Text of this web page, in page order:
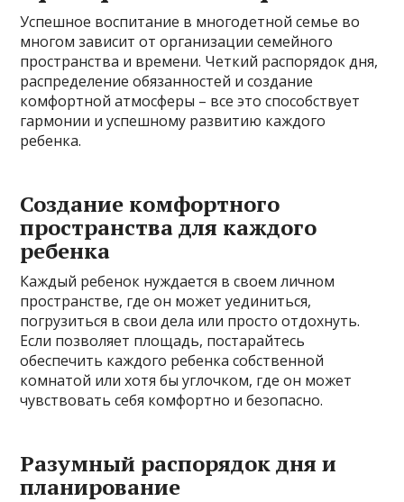
Успешное воспитание в многодетной семье во
многом зависит от организации семейного
пространства и времени. Четкий распорядок дня,
распределение обязанностей и создание
комфортной атмосферы – все это способствует
гармонии и успешному развитию каждого
ребенка.
Создание комфортного
пространства для каждого
ребенка
Каждый ребенок нуждается в своем личном
пространстве, где он может уединиться,
погрузиться в свои дела или просто отдохнуть.
Если позволяет площадь, постарайтесь
обеспечить каждого ребенка собственной
комнатой или хотя бы углочком, где он может
чувствовать себя комфортно и безопасно.
Разумный распорядок дня и
планирование